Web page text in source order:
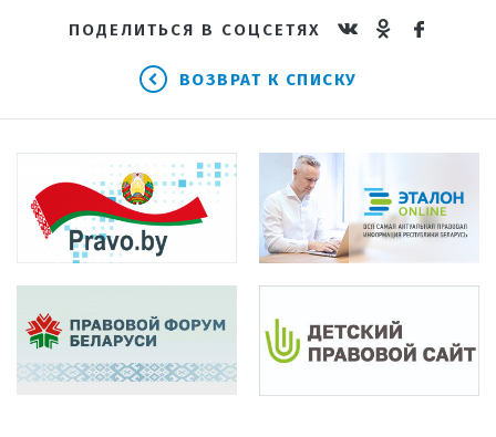
ПОДЕЛИТЬСЯ В СОЦСЕТЯХ
ВОЗВРАТ К СПИСКУ